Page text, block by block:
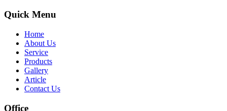
Quick Menu
Home
About Us
Service
Products
Gallery
Article
Contact Us
Office